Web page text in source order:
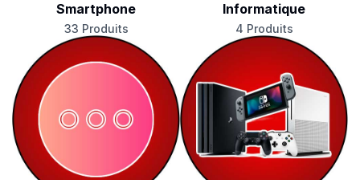
Smartphone
33 Produits
Informatique
4 Produits